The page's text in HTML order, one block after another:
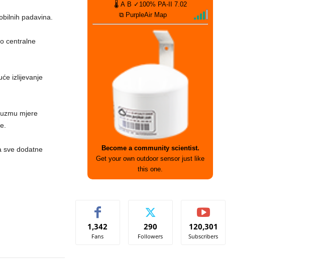
padavina.
centralne
izlijevanje
mjere
sve dodatne
🌡 A B ✓100% PA-II
7.02
⧉ PurpleAir Map
Become a community scientist.
Get your own outdoor sensor just like
this one.
1,342
Fans
290
Followers
120,301
Subscribers